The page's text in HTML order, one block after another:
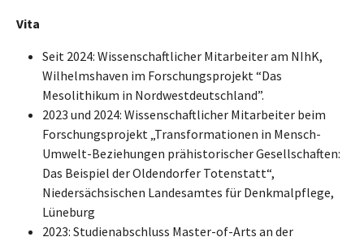
Vita
Seit 2024: Wissenschaftlicher Mitarbeiter am NIhK,
Wilhelmshaven im Forschungsprojekt “Das
Mesolithikum in Nordwestdeutschland”.
2023 und 2024: Wissenschaftlicher Mitarbeiter beim
Forschungsprojekt „Transformationen in Mensch-
Umwelt-Beziehungen prähistorischer Gesellschaften:
Das Beispiel der Oldendorfer Totenstatt“,
Niedersächsischen Landesamtes für Denkmalpflege,
Lüneburg
2023: Studienabschluss Master-of-Arts an der